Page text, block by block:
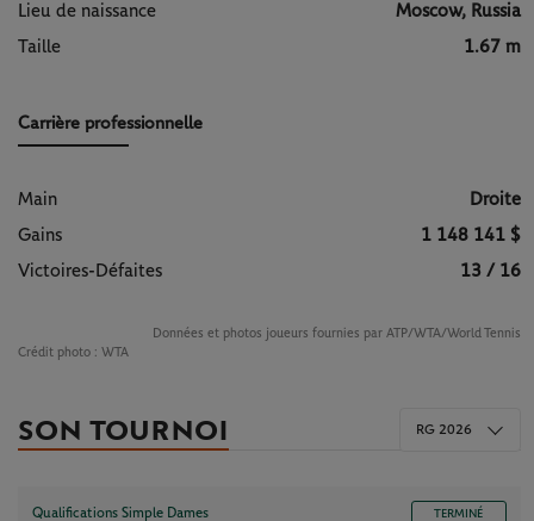
Lieu de naissance
Moscow, Russia
Taille
1.67 m
Carrière professionnelle
Main
Droite
Gains
1 148 141 $
Victoires-Défaites
13 / 16
Données et photos joueurs fournies par ATP/WTA/World Tennis
Crédit photo : WTA
SON TOURNOI RG 2026
Qualifications Simple Dames TERMINÉ